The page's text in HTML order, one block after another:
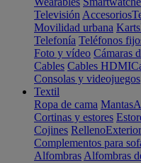
Televisión Accesorios
Movilidad urbana Karts
Telefonía Teléfonos
Foto y vídeo Cámaras
Cables Cables HDMI
Consolas y videojuegos
Textil
Ropa de cama Mantas
Cortinas y estores
Cojines RellenoExterior
Complementos para
Alfombras Alfombras